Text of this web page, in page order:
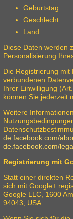
Geburtstag
Geschlecht
Land
Diese Daten werden
Personalisierung
Die Registrierung
verbundenen
Ihrer Einwilligung
können Sie jederzeit
Weitere
de.facebook.com/
de.facebook.com/
Registrierung mit
Statt einer direkten
sich mit Google+
Google LLC, 1600
94043, USA.